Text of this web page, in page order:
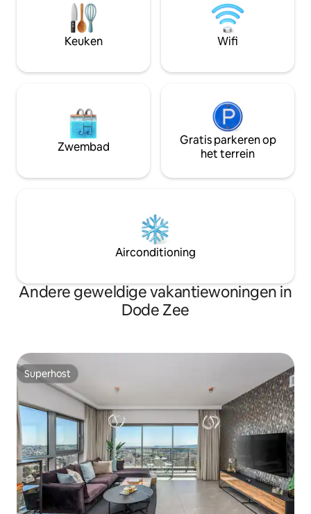
en een raam naar de zee, en een enorm
balkon naar de zee en de Judea-
aankomt, kun je de galerijvloer openen
heeft parkeergelegenheid,
zaterdagavond uitgaan zonder extra
worden geboekt.
hangmat in het
oktober) Vanaf
wandelpaden
beken en het
hebben alles zelf
Maaltijden
worden besteld
Keuken Wifi
Zwembad
Gratis parkeren op
het terrein
Airconditioning
Andere geweldige vakantiewoningen in
Dode Zee
Superhost
Superhost